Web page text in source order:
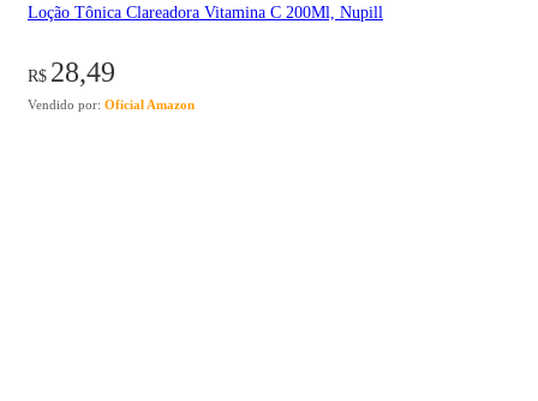
Loção Tônica Clareadora Vitamina C 200Ml, Nupill
R$ 28,49
Vendido por: Oficial Amazon